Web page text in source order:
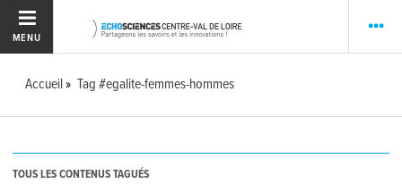
MENU
Accueil Tag #egalite-femmes-hommes
TOUS LES CONTENUS TAGUÉS